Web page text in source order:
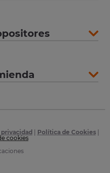
Política de Cookies|
cookies